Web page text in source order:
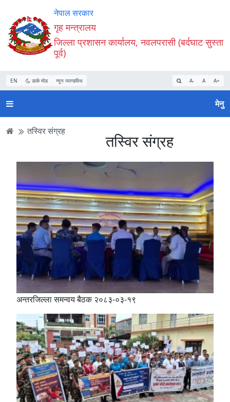
Mode
सुरु
गर्नुहोस्
सामाग्री
पढ्नुहाेस्
नेभिगेसन
पढ्नुहाेस्
खोजमा
जानुहोस्
नेपाल सरकार
गृह मन्त्रालय
जिल्ला प्रशासन कार्यालय, नवलपरासी (बर्दघाट सुस्ता
पूर्व)
EN डार्क मोड न्यून व्यान्डविथ A- A A+
मेनु
तस्विर संग्रह तस्विर संग्रह
अन्तरजिल्ला समन्वय बैठक २०८३-०३-१९